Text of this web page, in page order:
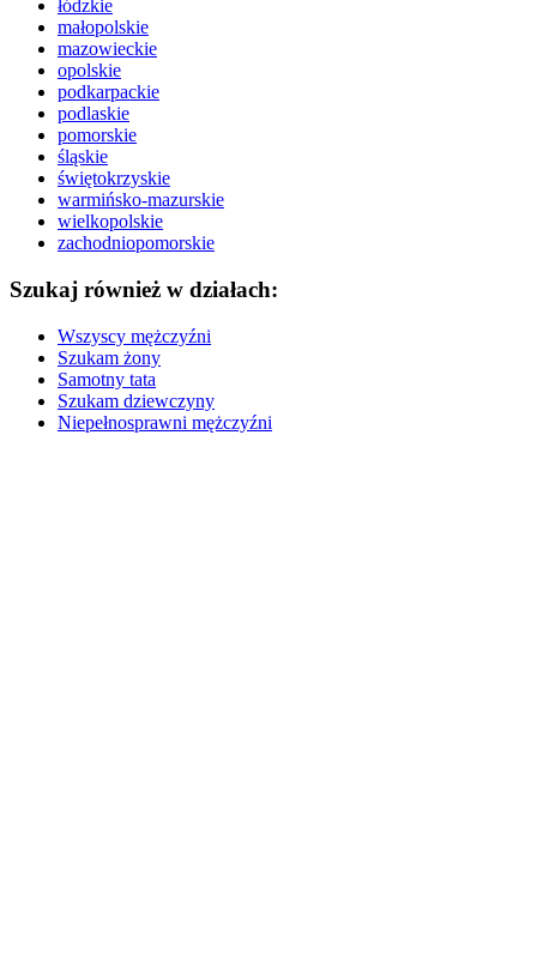
łódzkie
małopolskie
mazowieckie
opolskie
podkarpackie
podlaskie
pomorskie
śląskie
świętokrzyskie
warmińsko-mazurskie
wielkopolskie
zachodniopomorskie
Szukaj również w działach:
Wszyscy mężczyźni
Szukam żony
Samotny tata
Szukam dziewczyny
Niepełnosprawni mężczyźni